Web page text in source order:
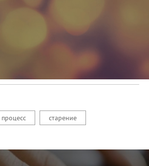
процесс старение